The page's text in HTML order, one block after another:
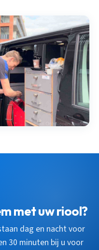
met uw riool?
dag en nacht voor
30 minuten bij u voor